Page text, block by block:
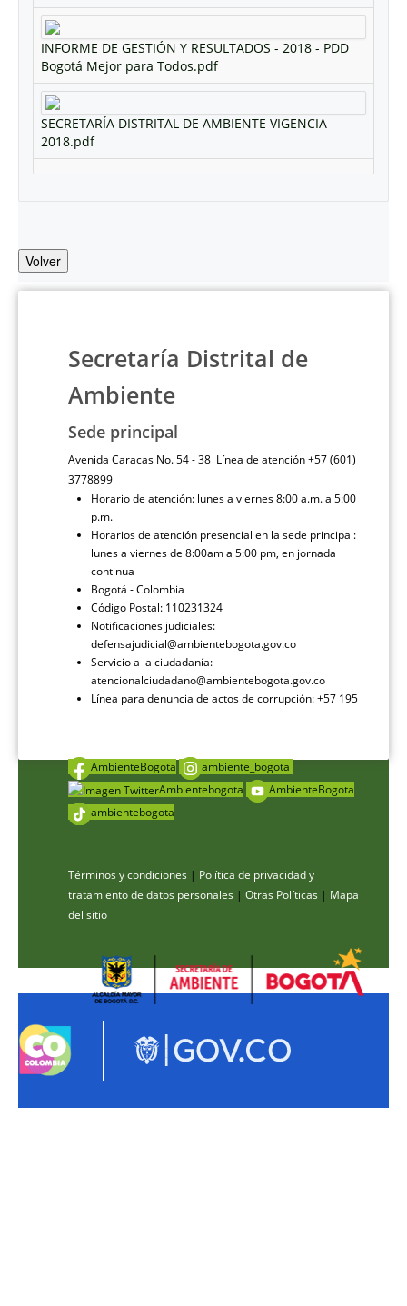
INFORME DE GESTIÓN Y RESULTADOS - 2018 - PDD
Bogotá Mejor para Todos.pdf
SECRETARÍA DISTRITAL DE AMBIENTE VIGENCIA
2018.pdf
Volver
Secretaría Distrital de
Ambiente
Sede principal
Avenida Caracas No. 54 - 38 Línea de atención +57 (601)
3778899
Horario de atención: lunes a viernes 8:00 a.m. a 5:00
p.m.
Horarios de atención presencial en la sede principal:
lunes a viernes de 8:00am a 5:00 pm, en jornada
continua
Bogotá - Colombia
Código Postal: 110231324
Notificaciones judiciales:
defensajudicial@ambientebogota.gov.co
Servicio a la ciudadanía:
atencionalciudadano@ambientebogota.gov.co
Línea para denuncia de actos de corrupción: +57 195
AmbienteBogota
ambiente_bogota
Ambientebogota
AmbienteBogota
ambientebogota
Términos y condiciones | Política de privacidad y
tratamiento de datos personales | Otras Políticas | Mapa
del sitio